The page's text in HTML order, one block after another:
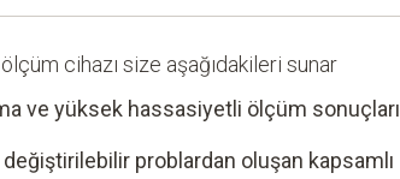
cihazı size aşağıdakileri sunar
ve yüksek hassasiyetli ölçüm sonuçları
problardan oluşan kapsamlı